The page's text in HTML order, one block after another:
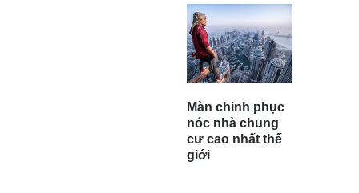
Màn chinh phục
nóc nhà chung
cư cao nhất thế
giới